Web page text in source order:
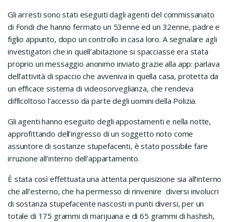
Gli arresti sono stati eseguiti dagli agenti del commissariato
di Fondi che hanno fermato un 53enne ed un 32enne, padre e
figlio appunto, dopo un controllo in casa loro. A segnalare agli
investigatori che in quell’abitazione si spacciasse era stata
proprio un messaggio anonimo inviato grazie alla app: parlava
dell’attività di spaccio che avveniva in quella casa, protetta da
un efficace sistema di videosorveglianza, che rendeva
difficoltoso l’accesso da parte degli uomini della Polizia.
Gli agenti hanno eseguito degli appostamenti e nella notte,
approfittando dell’ingresso di un soggetto noto come
assuntore di sostanze stupefacenti, è stato possibile fare
irruzione all’interno dell’appartamento.
È stata così effettuata una attenta perquisizione sia all’interno
che all’esterno, che ha permesso di rinvenire diversi involucri
di sostanza stupefacente nascosti in punti diversi, per un
totale di 175 grammi di marijuana e di 65 grammi di hashish,